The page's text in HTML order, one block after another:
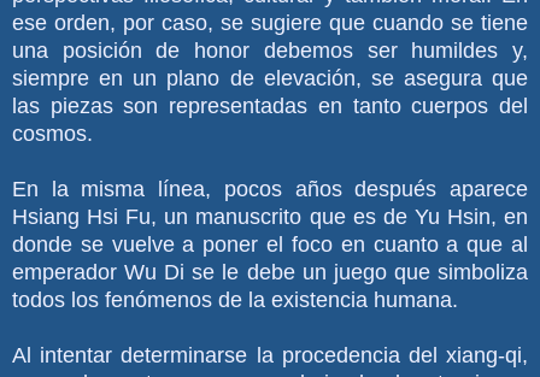
ese orden, por caso, se sugiere que cuando se tiene
una posición de honor debemos ser humildes y,
siempre en un plano de elevación, se asegura que
las piezas son representadas en tanto cuerpos del
cosmos.
En la misma línea, pocos años después aparece
Hsiang Hsi Fu, un manuscrito que es de Yu Hsin, en
donde se vuelve a poner el foco en cuanto a que al
emperador Wu Di se le debe un juego que simboliza
todos los fenómenos de la existencia humana.
Al intentar determinarse la procedencia del xiang-qi,